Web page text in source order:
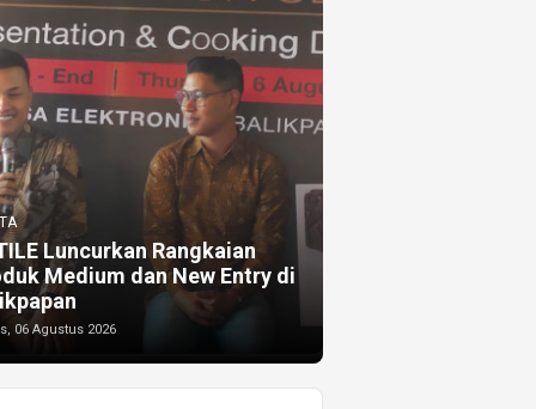
Luncurkan Rangkaian
Medium dan New Entry di
06 Agustus 2026